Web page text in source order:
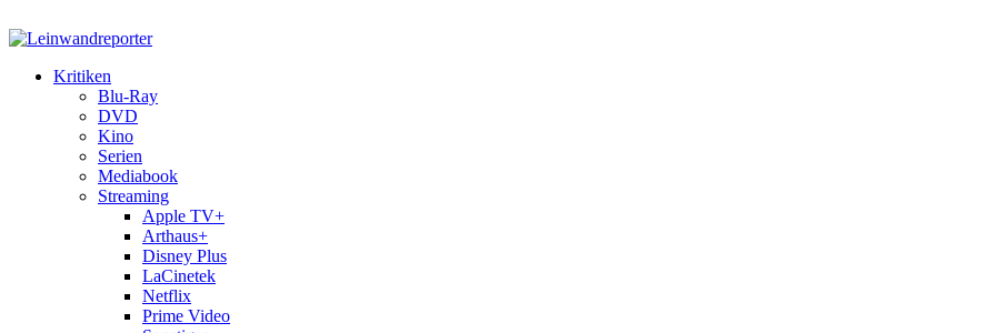
Kritiken
Blu-Ray
DVD
Kino
Serien
Mediabook
Streaming
Apple TV+
Arthaus+
Disney Plus
LaCinetek
Netflix
Prime Video